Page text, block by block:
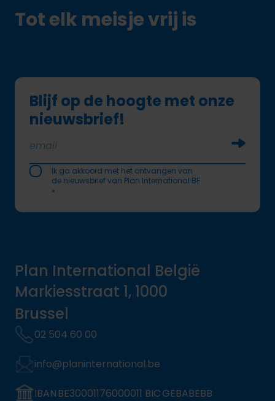
Tot elk meisje vrij is
Blijf op de hoogte met onze
nieuwsbrief!
Ik ga akkoord met het ontvangen van
de nieuwsbrief van Plan International BE.
*
Plan International België
Markiesstraat 1, 1000
Brussel
02 504 60 00
info@planinternational.be
IBAN BE30001176000011 BIC GEBABEBB